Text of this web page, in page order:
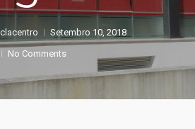
Setembro 10, 2018
No Comments